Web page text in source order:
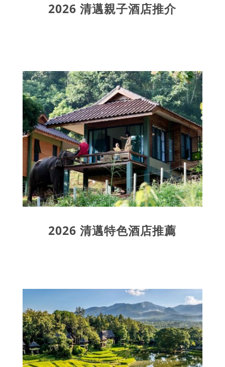
2026 清邁親子酒店推介
2026 清邁特色酒店推薦